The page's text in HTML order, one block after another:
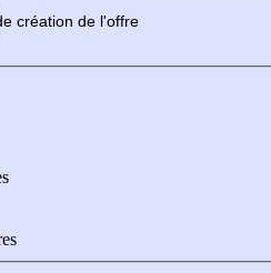
création de l'offre